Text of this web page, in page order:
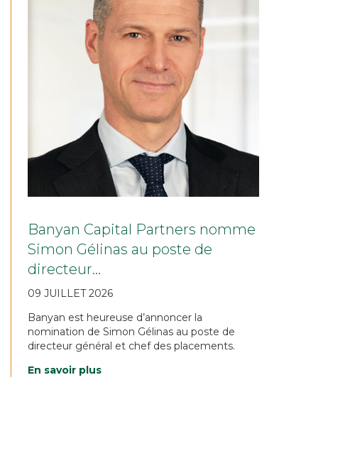
Banyan Capital Partners nomme
Simon Gélinas au poste de
directeur…
09 JUILLET 2026
Banyan est heureuse d’annoncer la
nomination de Simon Gélinas au poste de
directeur général et chef des placements.
En savoir plus